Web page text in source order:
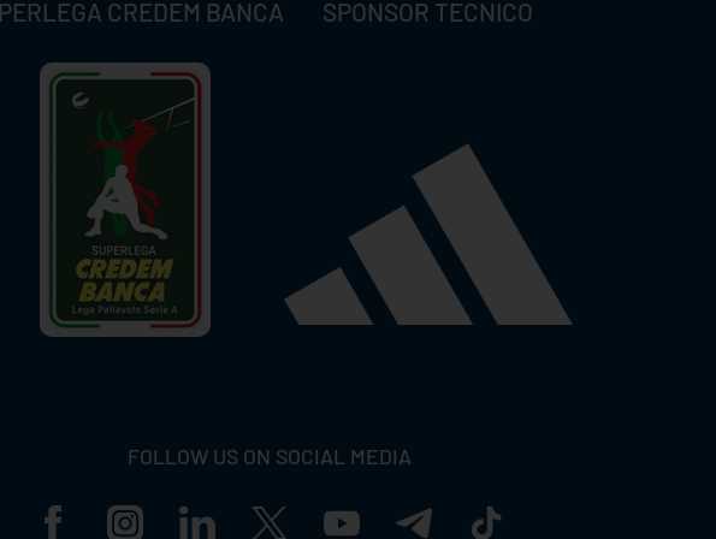
CREDEM BANCA SPONSOR TECNICO
FOLLOW US ON SOCIAL MEDIA